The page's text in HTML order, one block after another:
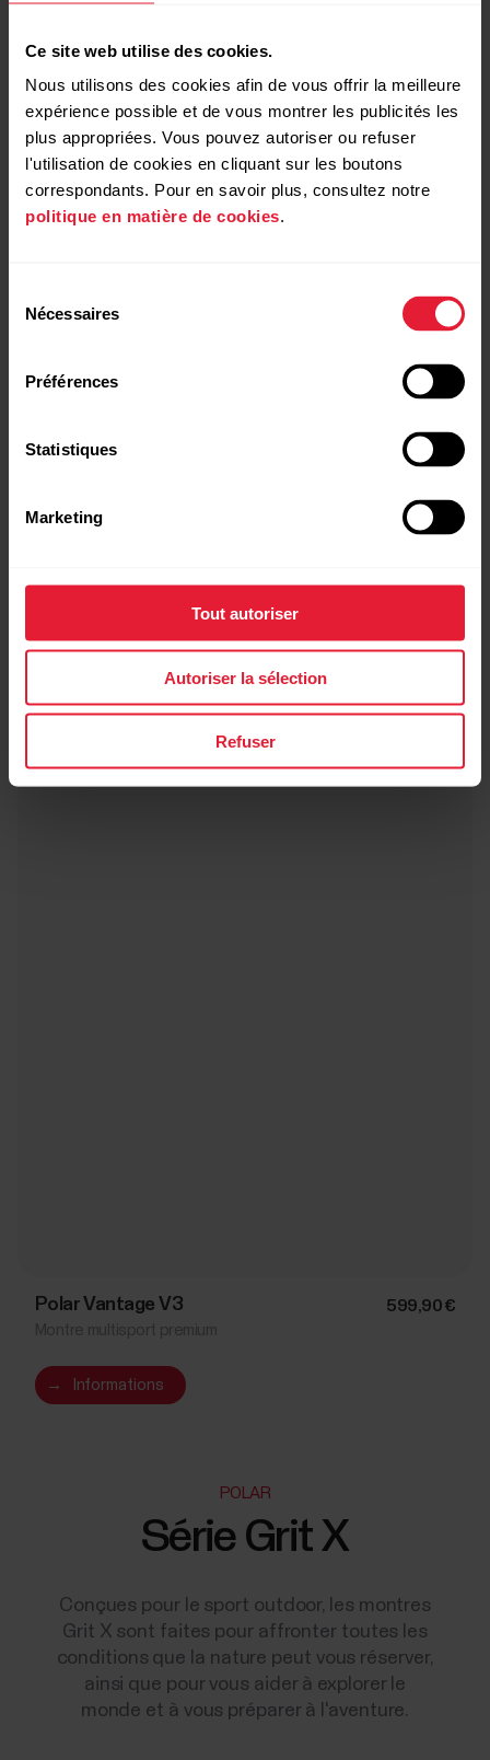
Ce site web utilise des cookies.
Nous utilisons des cookies afin de vous offrir la meilleure
expérience possible et de vous montrer les publicités les
plus appropriées. Vous pouvez autoriser ou refuser
l'utilisation de cookies en cliquant sur les boutons
correspondants. Pour en savoir plus, consultez notre
politique en matière de cookies.
Nécessaires
Préférences
Statistiques
Marketing
Tout autoriser
Autoriser la sélection
Refuser
Polar Vantage V3 599,90 €
→ Informations
POLAR
Série Grit X
Conçues pour le sport outdoor, les montres
Grit X sont faites pour affronter toutes les
conditions que la nature peut vous réserver,
ainsi que pour vous aider à explorer le
monde et à vous préparer à l'aventure.